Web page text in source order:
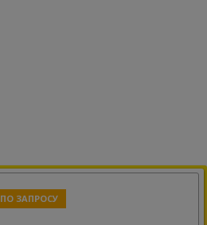
ПО ЗАПРОСУ